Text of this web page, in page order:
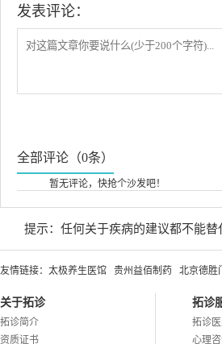
发表评论：
全部评论（0条）
暂无评论，快抢个沙发吧！
提示：任何关于疾病的建议都不能
友情链接： 太极养生医馆 贵州益佰制药 北京德胜
关于拓诊
拓诊简介
资质证书
拓诊
拓诊
心理